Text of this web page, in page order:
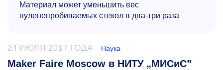
Материал может уменьшить вес
пуленепробиваемых стекол в два-три раза
24 ИЮЛЯ 2017 ГОДА Наука
Maker Faire Moscow в НИТУ „МИСиС”